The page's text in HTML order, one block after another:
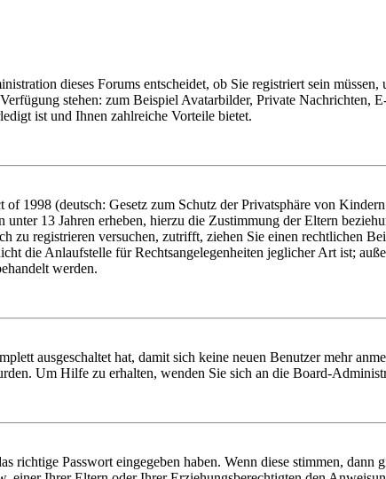
dieses Forums entscheidet, ob Sie registriert sein
stehen: zum Beispiel Avatarbilder, Private Nachrichten,
ist und Ihnen zahlreiche Vorteile bietet.
1998 (deutsch: Gesetz zum Schutz der Privatsphäre von
13 Jahren erheben, hierzu die Zustimmung der Eltern
zu registrieren versuchen, zutrifft, ziehen Sie einen rechtlichen
die Anlaufstelle für Rechtsangelegenheiten jeglicher Art ist;
werden.
ausgeschaltet hat, damit sich keine neuen Benutzer mehr
Um Hilfe zu erhalten, wenden Sie sich an die Board-
richtige Passwort eingegeben haben. Wenn diese stimmen, dann